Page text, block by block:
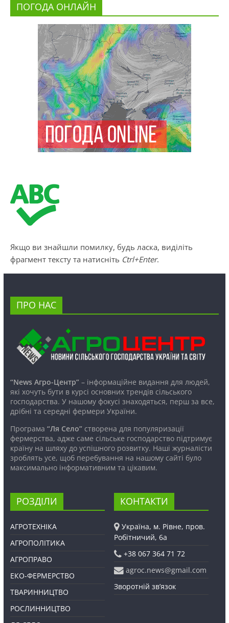
ПОГОДА ОНЛАЙН
Якщо ви знайшли помилку, будь ласка, виділіть
фрагмент тексту та натисніть Ctrl+Enter.
ПРО НАС
“News Агро-Центр”– інформаційне видання для людей,
які хочуть бути в курсі основних трендів сільського
господарства. У нашому фокусі знаходяться, перш за все,
дрібні та середні фермери України.
Програма “Ля Село”створена для популяризації
фермерства, адже саме сільське господарство підтримує
країну на шляху до успішного розвитку. Наші журналісти
зроблять усе, щоб перебування на нашому сайті було
максимально інформативним та цікавим.
РОЗДІЛИ
АГРОТЕХНІКА
АГРОПОЛІТИКА
АГРОПРАВО
ЕКО-ФЕРМЕРСТВО
ТВАРИННИЦТВО
РОСЛИННИЦТВО
КОНТАКТИ
Україна, м. Рівне, пров.
Робітничий, 6а
+38 067 364 71 72
agroc.news@gmail.com
Зворотній зв’язок